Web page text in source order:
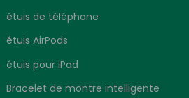
étuis de téléphone
étuis AirPods
étuis pour iPad
Bracelet de montre intelligente